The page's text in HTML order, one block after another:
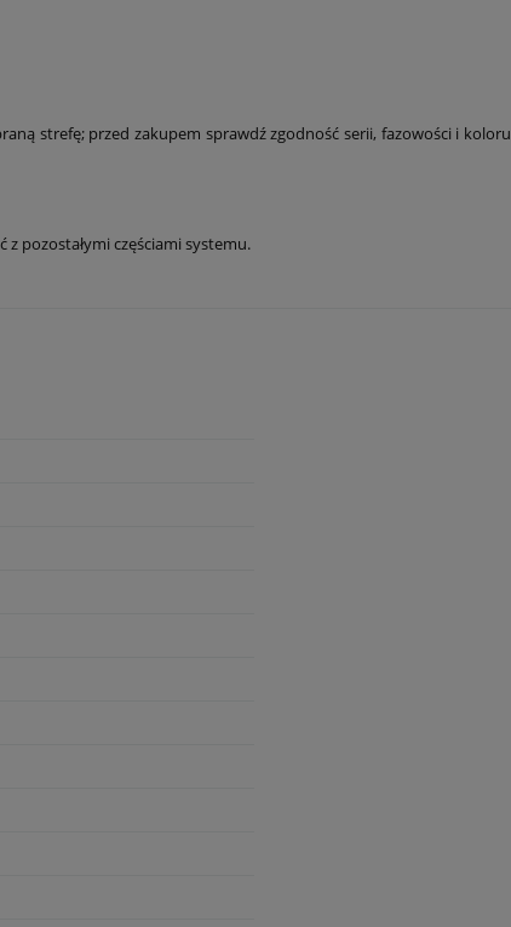
strefę; przed zakupem sprawdź zgodność serii, fazowości i koloru
pozostałymi częściami systemu.